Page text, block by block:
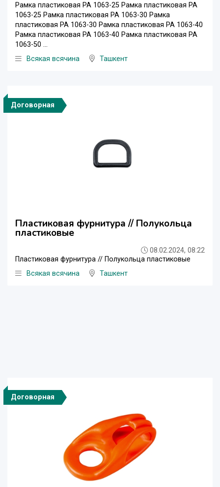
Рамка пластиковая PA 1063-25 Рамка пластиковая PA
1063-25 Рамка пластиковая PA 1063-30 Рамка
пластиковая PA 1063-30 Рамка пластиковая PA 1063-40
Рамка пластиковая PA 1063-40 Рамка пластиковая PA
1063-50 ...
Всякая всячина
Ташкент
Договорная
Пластиковая фурнитура // Полукольца
пластиковые
08.02.2024, 08:22
Пластиковая фурнитура // Полукольца пластиковые
Всякая всячина
Ташкент
Договорная